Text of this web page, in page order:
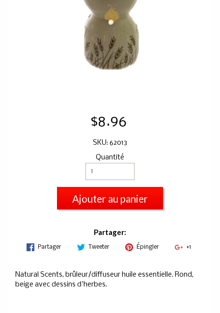
$8.96
SKU: 62013
Quantité
Ajouter au panier
Partager:
Partager Tweeter Épingler +1
Natural Scents, brûleur/diffuseur huile essentielle. Rond,
beige avec dessins d'herbes.